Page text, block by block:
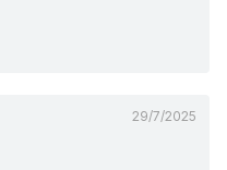
29/7/2025